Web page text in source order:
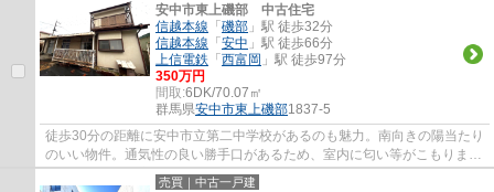
安中市東上磯部 中古住宅
信越本線 「 磯部 」駅 徒歩32分
信越本線 「 安中 」駅 徒歩66分
上信電鉄 「 西富岡 」駅 徒歩97分
350万円
間取:6DK/70.07㎡
群馬県安中市東上磯部1837-5
徒歩30分の距離に安中市立第二中学校があるのも魅力。南向きの陽当たり
のいい物件。通気性の良い勝手口があるため、室内に匂い等がこもりませ
ん。キッチンに窓あり、においや空気の入...
売買｜中古一戸建